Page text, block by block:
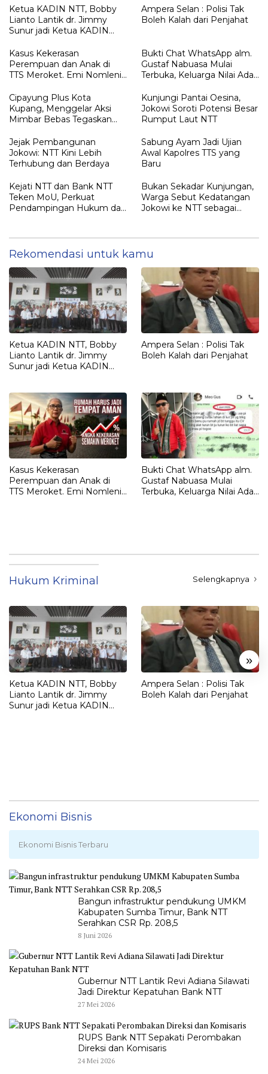
Ketua KADIN NTT, Bobby
Lianto Lantik dr. Jimmy
Sunur jadi Ketua KADIN
Ampera Selan : Polisi Tak
Boleh Kalah dari Penjahat
Kasus Kekerasan
Perempuan dan Anak di
TTS Meroket. Emi Nomleni :
Paling Aman
Bukti Chat WhatsApp alm.
Gustaf Nabuasa Mulai
Terbuka, Keluarga Nilai Ada
Belum Didalami Penyidik
Cipayung Plus Kota
Kupang, Menggelar Aksi
Mimbar Bebas Tegaskan
Gelar “RAJA TIMOR”
Kepada JOKO WIDODO
Kunjungi Pantai Oesina,
Jokowi Soroti Potensi Besar
Rumput Laut NTT
Jejak Pembangunan
Jokowi: NTT Kini Lebih
Terhubung dan Berdaya
Sabung Ayam Jadi Ujian
Awal Kapolres TTS yang
Baru
Kejati NTT dan Bank NTT
Teken MoU, Perkuat
Pendampingan Hukum dan
Bukan Sekadar Kunjungan,
Warga Sebut Kedatangan
Jokowi ke NTT sebagai
Rekomendasi untuk kamu
Ketua KADIN NTT, Bobby
Lianto Lantik dr. Jimmy
Sunur jadi Ketua KADIN
Ampera Selan : Polisi Tak
Boleh Kalah dari Penjahat
Kasus Kekerasan
Perempuan dan Anak di
TTS Meroket. Emi Nomleni :
Bukti Chat WhatsApp alm.
Gustaf Nabuasa Mulai
Terbuka, Keluarga Nilai Ada
Hukum Kriminal Selengkapnya
« »
Ketua KADIN NTT, Bobby
Lianto Lantik dr. Jimmy
Sunur jadi Ketua KADIN
Ampera Selan : Polisi Tak
Boleh Kalah dari Penjahat
Ekonomi Bisnis
Ekonomi Bisnis Terbaru
Bangun infrastruktur pendukung UMKM
Kabupaten Sumba Timur, Bank NTT
Serahkan CSR Rp. 208,5
8 Juni 2026
Gubernur NTT Lantik Revi Adiana Silawati
Jadi Direktur Kepatuhan Bank NTT
27 Mei 2026
RUPS Bank NTT Sepakati Perombakan
Direksi dan Komisaris
24 Mei 2026